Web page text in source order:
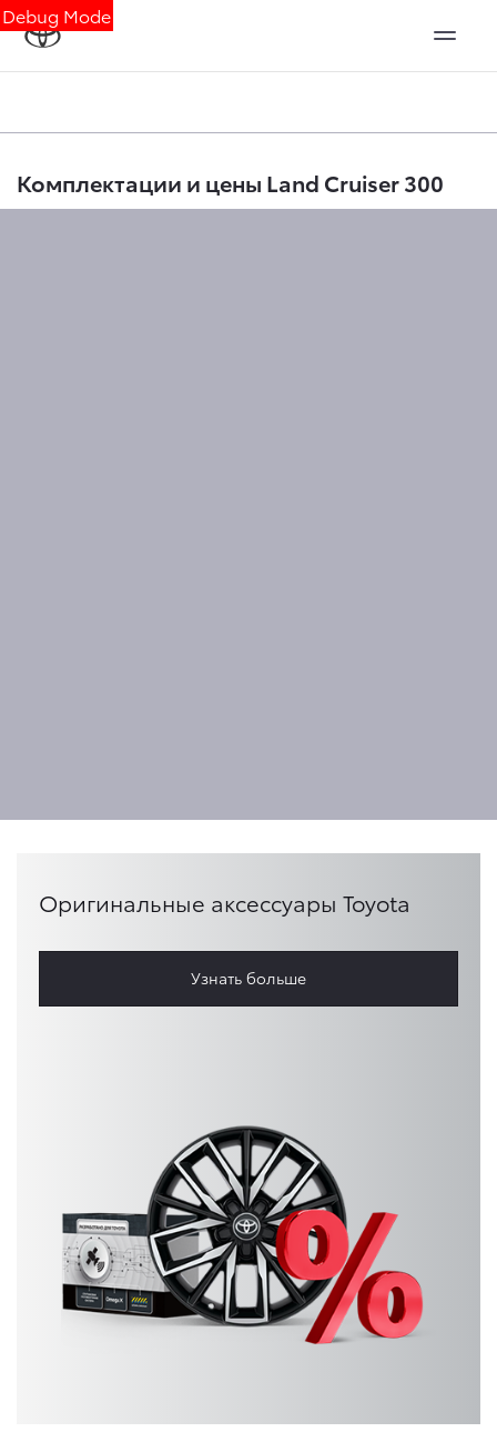
Debug Mode
Комплектации и цены Land Cruiser 300
Оригинальные аксессуары Toyota
Узнать больше